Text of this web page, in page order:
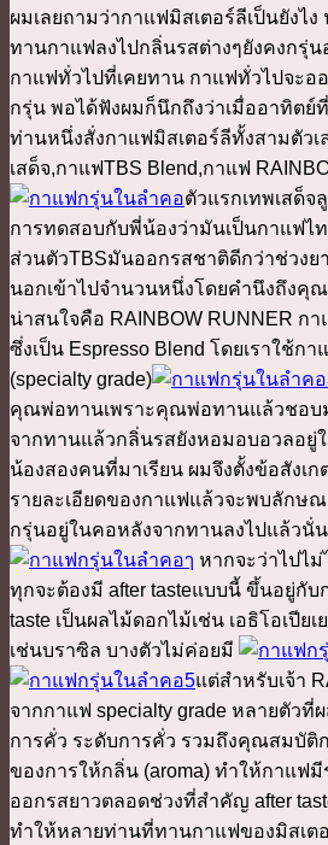
ผมเลยถามว่ากาแฟมิสเตอร์ลีเป็นยังไ
ทานกาแฟลงไปกลิ่นรสต่างๆยังคงกรุ่
กาแฟทั่วไปที่เคยทาน กาแฟทั่วไปจะอ
กรุ่น พอได้ฟังผมก็นึกถึงว่าเมื่ออาทิตย์
ท่านหนึ่งสั่งกาแฟมิสเตอร์ลีทั้งสามตัวเ
เสด็จ,กาแฟTBS Blend,กาแฟ
ตัวแรกเทพเสด็จ
การทดสอบกับพี่น้องว่ามันเป็นกาแฟไ
ส่วนตัวTBSมันออกรสชาติดีกว่าช่วงยา
นอกเข้าไปจำนวนหนึ่งโดยคำนึงถึงคุ
น่าสนใจคือ RAINBOW RUNNER ก
ซึ่งเป็น Espresso Blend โดยเราใช้ก
(specialty grade)
คุณพ่อทานเพราะคุณพ่อทานแล้วชอบ
จากทานแล้วกลิ่นรสยังหอมอบอวลอยู่
น้องสองคนที่มาเรียน ผมจึงตั้งข้อสังเ
รายละเอียดของกาแฟแล้วจะพบลักษ
กรุ่นอยู่ในคอหลังจากทานลงไปแล้วนั่
หากจะว่าไปไ
ทุกจะต้องมี after tasteแบบนี้ ขึ้นอยู่กับ
taste เป็นผลไม้ดอกไม้เช่น เอธิโอเปีย
เช่นบราซิล บางตัวไม่ค่อยมี
แต่สำหรับเจ้า
จากกาแฟ specialty grade หลายตัว
การคั่ว ระดับการคั่ว รวมถึงคุณสมบั
ของการให้กลิ่น (aroma) ทำให้กาแฟ
ออกรสยาวตลอดช่วงที่สำคัญ after
ทำให้หลายท่านที่ทานกาแฟของมิสเต